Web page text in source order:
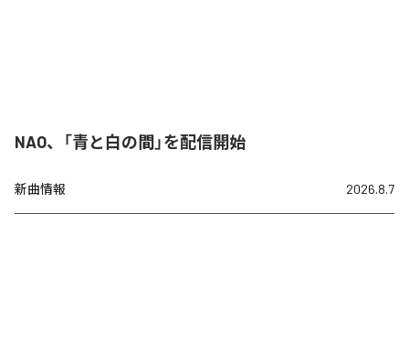
NAO、「青と白の間」を配信開始
新曲情報 2026.8.7